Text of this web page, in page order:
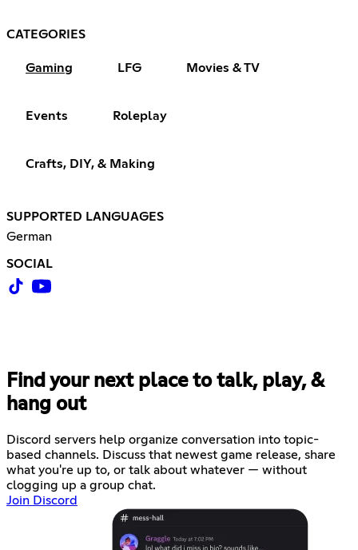
CATEGORIES
Gaming LFG Movies & TV
Events Roleplay
Crafts, DIY, & Making
SUPPORTED LANGUAGES
German
SOCIAL
Find your next place to talk, play, &
hang out
Discord servers help organize conversation into topic-
based channels. Discuss that newest game release, share
what you're up to, or talk about whatever — without
clogging up a group chat.
Join Discord